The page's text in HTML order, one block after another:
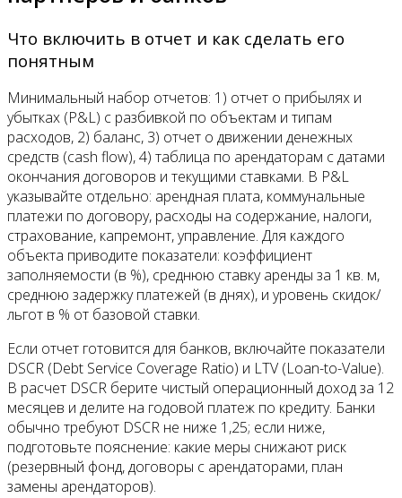
Что включить в отчет и как сделать его
понятным
Минимальный набор отчетов: 1) отчет о прибылях и
убытках (P&L) с разбивкой по объектам и типам
расходов, 2) баланс, 3) отчет о движении денежных
средств (cash flow), 4) таблица по арендаторам с датами
окончания договоров и текущими ставками. В P&L
указывайте отдельно: арендная плата, коммунальные
платежи по договору, расходы на содержание, налоги,
страхование, капремонт, управление. Для каждого
объекта приводите показатели: коэффициент
заполняемости (в %), среднюю ставку аренды за 1 кв. м,
среднюю задержку платежей (в днях), и уровень скидок/
льгот в % от базовой ставки.
Если отчет готовится для банков, включайте показатели
DSCR (Debt Service Coverage Ratio) и LTV (Loan-to-Value).
В расчет DSCR берите чистый операционный доход за 12
месяцев и делите на годовой платеж по кредиту. Банки
обычно требуют DSCR не ниже 1,25; если ниже,
подготовьте пояснение: какие меры снижают риск
(резервный фонд, договоры с арендаторами, план
замены арендаторов).